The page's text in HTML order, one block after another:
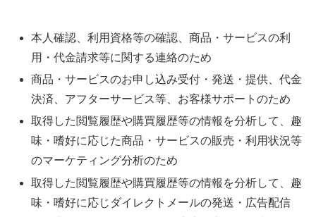
本人確認、利用資格等の確認、商品・サービスの利
用・代金請求等に関する連絡のため
商品・サービスのお申し込み受付・発送・提供、代金
決済、アフターサービス等、お客様サポートのため
取得した閲覧履歴や購買履歴等の情報を分析して、趣
味・嗜好に応じた商品・サービスの販売・利用状況等
のマーケティング分析のため
取得した閲覧履歴や購買履歴等の情報を分析して、趣
味・嗜好に応じダイレクトメールの発送・広告配信